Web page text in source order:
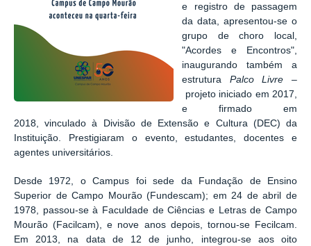
e registro de passagem
da data, apresentou-se o
grupo de choro local,
"Acordes e Encontros",
inaugurando também a
estrutura Palco Livre –
projeto iniciado em 2017,
e firmado em
2018,
vinculado à Divisão de Extensão e Cultura (DEC) da
Instituição. Prestigiaram o evento, estudantes, docentes e
agentes universitários.
Desde 1972, o Campus foi sede da Fundação de Ensino
Superior de Campo Mourão (Fundescam); em 24 de abril de
1978, passou-se à Faculdade de Ciências e Letras de Campo
Mourão (Facilcam), e nove anos depois, tornou-se Fecilcam.
Em 2013, na data de 12 de junho, integrou-se aos oito